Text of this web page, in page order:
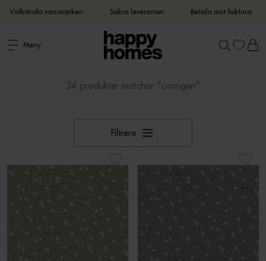
Välkända varumärken Säkra leveranser Betala mot faktura
Meny
34 produkter matchar "orangeri"
Filtrera